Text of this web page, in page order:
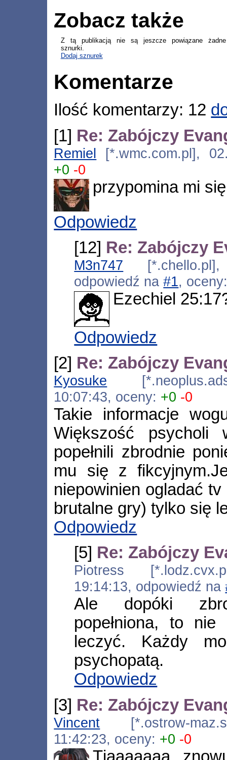
Zobacz także
Z tą publikacją nie są jeszcze powiązane żadne
sznurki.
Dodaj sznurek
Komentarze
Ilość komentarzy: 12
[1] Re: Zabójczy
Remiel [*.wmc.com.pl],
+0 -0
przypomina mi
Odpowiedz
[12] Re: Zabójczy
M3n747
odpowiedź na#1,
Ezechiel
Odpowiedz
[2] Re: Zabójczy
Kyosuke
10:07:43, oceny: +0 -0
Takie informacje
Większość
popełnili zbrodnie
mu się z
niepowinien ogladać
brutalne gry) tylko się
Odpowiedz
[5] Re: Zabójczy
Piotress
19:14:13, odpowiedź na
Ale dopóki
popełniona, to
leczyć. Każdy
psychopatą.
Odpowiedz
[3] Re: Zabójczy
Vincent [*.ostrow-
11:42:23, oceny: +0 -0
Tjaaaaaaa